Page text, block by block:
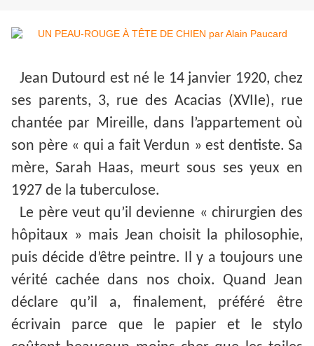
Jean Dutourd est né le 14 janvier 1920, chez
ses parents, 3, rue des Acacias (XVIIe), rue
chantée par Mireille, dans l’appartement où
son père « qui a fait Verdun » est dentiste. Sa
mère, Sarah Haas, meurt sous ses yeux en
1927 de la tuberculose.
Le père veut qu’il devienne « chirurgien des
hôpitaux » mais Jean choisit la philosophie,
puis décide d’être peintre. Il y a toujours une
vérité cachée dans nos choix. Quand Jean
déclare qu’il a, finalement, préféré être
écrivain parce que le papier et le stylo